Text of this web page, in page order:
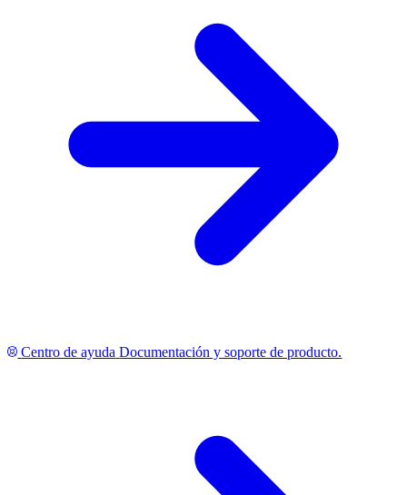
Centro de ayuda Documentación y soporte de producto.